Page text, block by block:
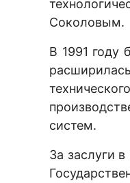
Соколовым.
В 1991 году
систем.
За заслуги